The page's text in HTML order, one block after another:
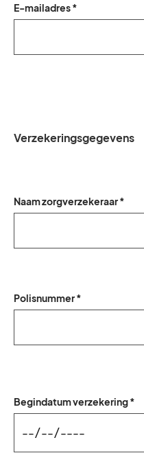
E-mailadres *
Verzekeringsgegevens
Naam zorgverzekeraar *
Polisnummer *
Begindatum verzekering *